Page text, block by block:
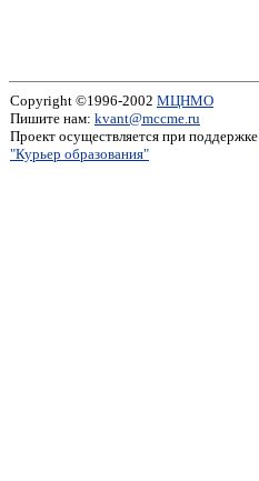
Copyright ©1996-2002 МЦНМО
Пишите нам: kvant@mccme.ru
Проект осуществляется при поддержке
"Курьер образования"